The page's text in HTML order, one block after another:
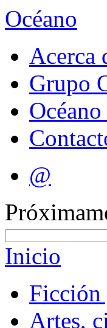
Océano
Acerca
Grupo
@
Inicio
Ficción
Artes,